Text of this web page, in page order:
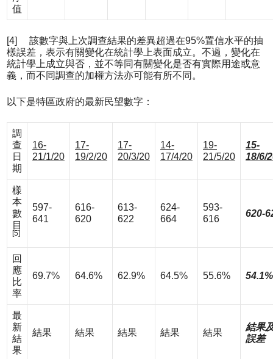
值
[4] 該數字與上次調查結果的差異超過在95%置信水平的抽
樣誤差，表示有關變化在統計學上表面成立。不過，變化在
統計學上成立與否，並不等同有關變化是否有實際用途或意
義，而不同調查的加權方法亦可能有所不同。
以下是特區政府的最新民望數字：
調
查
日
期
16-
21/1/20
17-
19/2/20
17-
20/3/20
14-
17/4/20
19-
21/5/20
15-
18/6/
樣
本
數
目
[5]
597-
641
616-
620
613-
622
624-
664
593-
616
620-
回
應
比
率
69.7% 64.6% 62.9% 64.5% 55.6% 54.1%
最
新
結
果
結果 結果 結果 結果 結果
結果
誤差